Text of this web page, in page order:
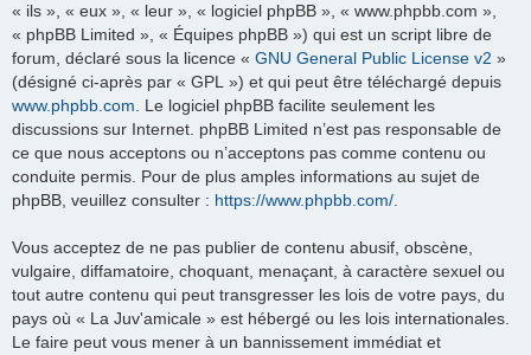
« ils », « eux », « leur », « logiciel phpBB », « www.phpbb.com »,
« phpBB Limited », « Équipes phpBB ») qui est un script libre de
forum, déclaré sous la licence « GNU General Public License v2 »
(désigné ci-après par « GPL ») et qui peut être téléchargé depuis
www.phpbb.com. Le logiciel phpBB facilite seulement les
discussions sur Internet. phpBB Limited n’est pas responsable de
ce que nous acceptons ou n’acceptons pas comme contenu ou
conduite permis. Pour de plus amples informations au sujet de
phpBB, veuillez consulter : https://www.phpbb.com/.
Vous acceptez de ne pas publier de contenu abusif, obscène,
vulgaire, diffamatoire, choquant, menaçant, à caractère sexuel ou
tout autre contenu qui peut transgresser les lois de votre pays, du
pays où « La Juv'amicale » est hébergé ou les lois internationales.
Le faire peut vous mener à un bannissement immédiat et